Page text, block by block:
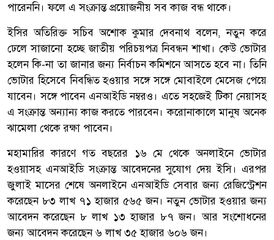
পারেননি। ফলে এ সংক্রান্ত প্রয়োজনীয় সব কাজ বন্ধ থাকে।
ইসির অতিরিক্ত সচিব অশোক কুমার দেবনাথ বলেন, নতুন করে
ঢেলে সাজানো হচ্ছে জাতীয় পরিচয়পত্র নিবন্ধন শাখা। কেউ ভোটার
হলেন কি-না তা জানার জন্য নির্বাচন কমিশনে আসতে হবে না। তিনি
ভোটার হিসেবে নিবন্ধিত হওয়ার সঙ্গে সঙ্গে মোবাইলে মেসেজ পেয়ে
যাবেন। সঙ্গে পাবেন এনআইডি নম্বরও। এতে সহজেই টিকা নেয়াসহ
এ সংক্রান্ত অন্যান্য কাজ করতে পারবেন। করোনাকালে মানুষ অনেক
ঝামেলা থেকে রক্ষা পাবেন।
মহামারির কারণে গত বছরের ১৬ মে থেকে অনলাইনে ভোটার
হওয়াসহ এনআইডি সংক্রান্ত আবেদনের সুযোগ দেয় ইসি। এরপর
জুলাই মাসের শেষে অনলাইনে এনআইডি সেবার জন্য রেজিস্ট্রেশন
করেছেন ৮৩ লাখ ৭১ হাজার ৫৬৫ জন। নতুন ভোটার হওয়ার জন্য
আবেদন করেছেন ৮ লাখ ১৩ হাজার ৮৭ জন। আর সংশোধনের
জন্য আবেদন করেছেন ৬ লাখ ৩৫ হাজার ৬০৬ জন।